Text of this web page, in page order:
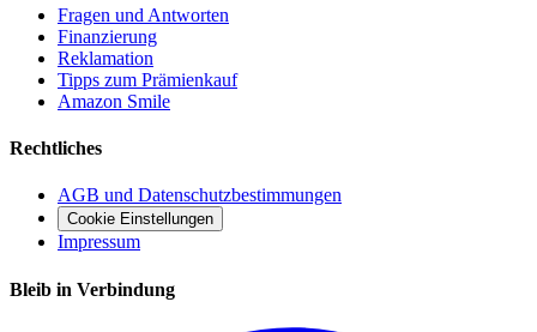
Fragen und Antworten
Finanzierung
Reklamation
Tipps zum Prämienkauf
Amazon Smile
Rechtliches
AGB und Datenschutzbestimmungen
Cookie Einstellungen
Impressum
Bleib in Verbindung